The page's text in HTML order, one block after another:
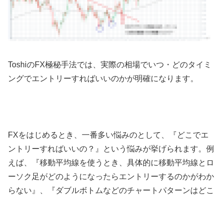
ToshiのFX極秘手法では、実際の相場でいつ・どのタイミ
ングでエントリーすればいいのかが明確になります。
FXをはじめるとき、一番多い悩みのとして、『どこでエ
ントリーすればいいの？』という悩みが挙げられます。例
えば、『移動平均線を使うとき、具体的に移動平均線とロ
ーソク足がどのようになったらエントリーするのかがわか
らない』、『ダブルボトムなどのチャートパターンはどこ